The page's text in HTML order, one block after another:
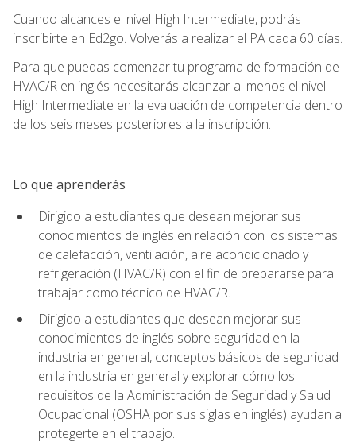
Cuando alcances el nivel High Intermediate, podrás
inscribirte en Ed2go. Volverás a realizar el PA cada 60 días.
Para que puedas comenzar tu programa de formación de
HVAC/R en inglés necesitarás alcanzar al menos el nivel
High Intermediate en la evaluación de competencia dentro
de los seis meses posteriores a la inscripción.
Lo que aprenderás
Dirigido a estudiantes que desean mejorar sus
conocimientos de inglés en relación con los sistemas
de calefacción, ventilación, aire acondicionado y
refrigeración (HVAC/R) con el fin de prepararse para
trabajar como técnico de HVAC/R.
Dirigido a estudiantes que desean mejorar sus
conocimientos de inglés sobre seguridad en la
industria en general, conceptos básicos de seguridad
en la industria en general y explorar cómo los
requisitos de la Administración de Seguridad y Salud
Ocupacional (OSHA por sus siglas en inglés) ayudan a
protegerte en el trabajo.